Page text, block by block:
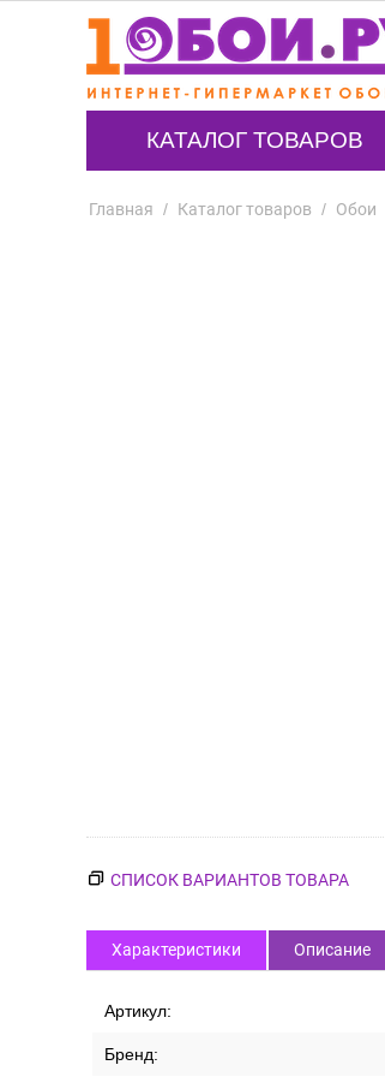
КАТАЛОГ ТОВАРОВ
Главная / Каталог товаров / Обои
СПИСОК ВАРИАНТОВ ТОВАРА
Характеристики Описание
Артикул:
Бренд: